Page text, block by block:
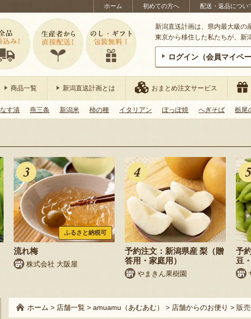
ホーム 初めての方へ 配送・返品につい
新潟直送計画は、県内最大級の
東京から移住した私たちが、新
ログイン（会員マイペー
商品一覧 新潟直送計画とは おまとめ注文サービス
なす漬 燕三条 新潟米 柿の種 イタリアン ぽっぽ焼 へぎそば 栃尾
ふるさと納税可
流れ梅
株式会社 大阪屋
予約注文：新潟県産 梨（贈
答用・家庭用）
やまきん果樹園
予
豆
ホーム > 店舗一覧 > amuamu（あむあむ） > 店舗からのお便り > 販